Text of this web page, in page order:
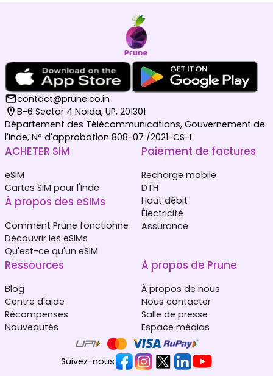
contact@prune.co.in
B-6 Sector 4 Noida, UP, 201301
Département des Télécommunications, Gouvernement de
l'Inde, N° d'approbation 808-07 /2021-CS-I
ACHETER SIM
eSIM
Cartes SIM pour l'Inde
À propos des eSIMs
Comment Prune fonctionne
Découvrir les eSIMs
Qu'est-ce qu'un eSIM
Paiement de factures
Recharge mobile
DTH
Haut débit
Électricité
Assurance
Ressources
Blog
Centre d'aide
Récompenses
Nouveautés
À propos de Prune
À propos de nous
Nous contacter
Salle de presse
Espace médias
Suivez-nous